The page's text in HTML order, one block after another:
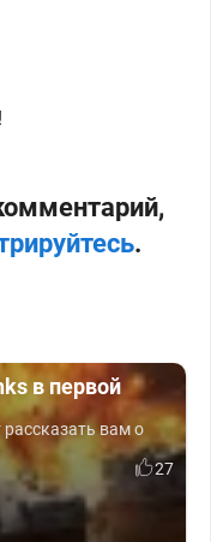
.
в первой
вам о
27